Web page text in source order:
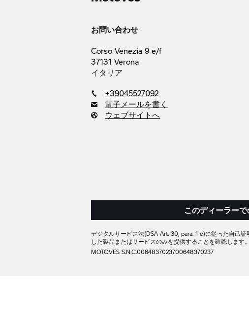
お問い合わせ
Corso Venezia 9 e/f
37131 Verona
イタリア
+39045527092
電子メールを書く
ウェブサイトへ
このディーラー
デジタルサービス法(DSA Art. 30, para. 1 e)に従った自己
した製品またはサービスのみを提供することを確認します。
MOTOVES S.N.C.0064837023700648370237